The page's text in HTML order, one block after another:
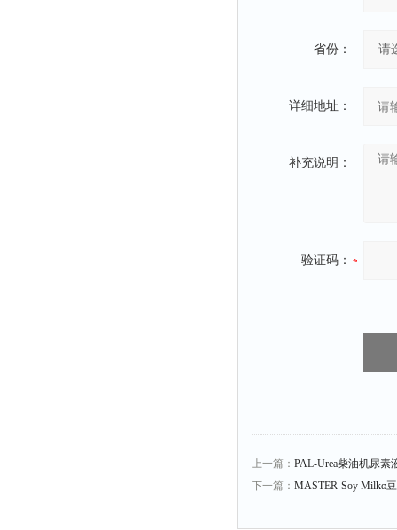
省份：
详细地址：
补充说明：
验证码：
上一篇： PAL-Urea柴油机尿素
下一篇： MASTER-Soy Milkα